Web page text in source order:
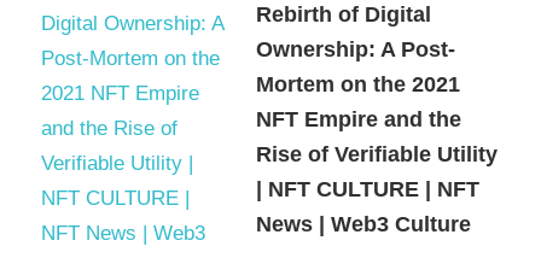
Rebirth of Digital
Ownership: A Post-
Mortem on the 2021
NFT Empire and the
Rise of Verifiable Utility
| NFT CULTURE | NFT
News | Web3 Culture